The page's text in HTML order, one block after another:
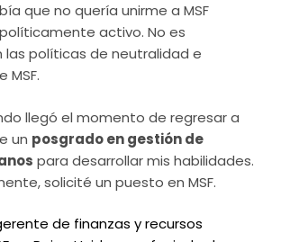
que no quería unirme a MSF
activo. No es
políticas de neutralidad e
MSF.
llegó el momento de regresar a
un posgrado en gestión de
para desarrollar mis habilidades.
solicité un puesto en MSF.